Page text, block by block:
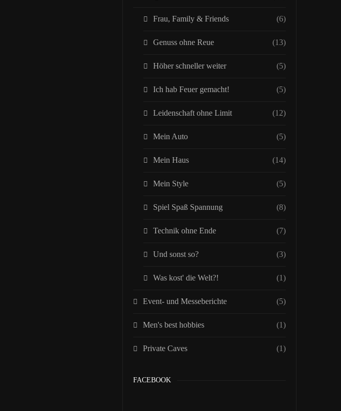
Frau, Family & Friends (6)
Genuss ohne Reue (13)
Höher schneller weiter (5)
Ich hab Feuer gemacht! (5)
Leidenschaft ohne Limit (12)
Mein Auto (5)
Mein Haus (14)
Mein Style (5)
Spiel Spaß Spannung (8)
Technik ohne Ende (7)
Und sonst so? (3)
Was kost' die Welt?! (1)
Event- und Messeberichte (5)
Men's best hobbies (1)
Private Caves (1)
FACEBOOK